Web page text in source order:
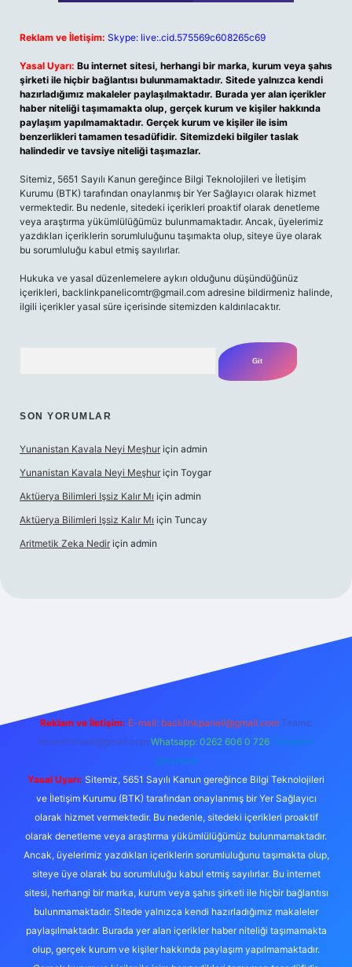
Reklam ve İletişim: Skype: live:.cid.575569c608265c69
Yasal Uyarı: Bu internet sitesi, herhangi bir marka, kurum veya şahıs
şirketi ile hiçbir bağlantısı bulunmamaktadır. Sitede yalnızca kendi
hazırladığımız makaleler paylaşılmaktadır. Burada yer alan içerikler
haber niteliği taşımamakta olup, gerçek kurum ve kişiler hakkında
paylaşım yapılmamaktadır. Gerçek kurum ve kişiler ile isim
benzerlikleri tamamen tesadüfidir. Sitemizdeki bilgiler taslak
halindedir ve tavsiye niteliği taşımazlar.
Sitemiz, 5651 Sayılı Kanun gereğince Bilgi Teknolojileri ve İletişim
Kurumu (BTK) tarafından onaylanmış bir Yer Sağlayıcı olarak hizmet
vermektedir. Bu nedenle, sitedeki içerikleri proaktif olarak denetleme
veya araştırma yükümlülüğümüz bulunmamaktadır. Ancak, üyelerimiz
yazdıkları içeriklerin sorumluluğunu taşımakta olup, siteye üye olarak
bu sorumluluğu kabul etmiş sayılırlar.
Hukuka ve yasal düzenlemelere aykırı olduğunu düşündüğünüz
içerikleri, backlinkpanelicomtr@gmail.com adresine bildirmeniz halinde,
ilgili içerikler yasal süre içerisinde sitemizden kaldırılacaktır.
SON YORUMLAR
Yunanistan Kavala Neyi Meşhur için admin
Yunanistan Kavala Neyi Meşhur için Toygar
Aktüerya Bilimleri Işsiz Kalır Mı için admin
Aktüerya Bilimleri Işsiz Kalır Mı için Tuncay
Aritmetik Zeka Nedir için admin
Reklam ve İletişim: E-mail: backlinkpaneli@gmail.com Teams:
forumhizmeti@gmail.com Whatsapp: 0262 606 0 726 Telegram:
@karabul
Yasal Uyarı: Sitemiz, 5651 Sayılı Kanun gereğince Bilgi Teknolojileri
ve İletişim Kurumu (BTK) tarafından onaylanmış bir Yer Sağlayıcı
olarak hizmet vermektedir. Bu nedenle, sitedeki içerikleri proaktif
olarak denetleme veya araştırma yükümlülüğümüz bulunmamaktadır.
Ancak, üyelerimiz yazdıkları içeriklerin sorumluluğunu taşımakta olup,
siteye üye olarak bu sorumluluğu kabul etmiş sayılırlar. Bu internet
sitesi, herhangi bir marka, kurum veya şahıs şirketi ile hiçbir bağlantısı
bulunmamaktadır. Sitede yalnızca kendi hazırladığımız makaleler
paylaşılmaktadır. Burada yer alan içerikler haber niteliği taşımamakta
olup, gerçek kurum ve kişiler hakkında paylaşım yapılmamaktadır.